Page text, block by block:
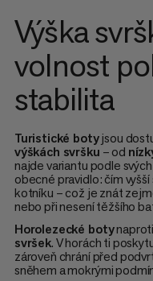
Výška
volnost
stabilita
Turistické botyjsou
výškách svršku – od
najde variantu podle
obecné pravidlo: čím
kotníku – což je znát
nebo při nesení těžšího
Horolezecké boty
svršek. V horách ti
zároveň chrání před
sněhem a mokrými